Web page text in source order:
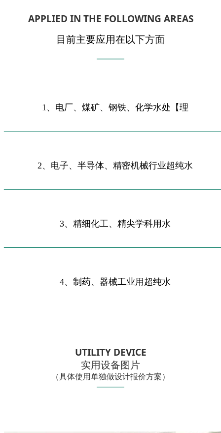
APPLIED IN THE FOLLOWING AREAS
目前主要应用在以下方面
————
1、电厂、煤矿、钢铁、化学水处【理
2、电子、半导体、精密机械行业超纯水
3、精细化工、精尖学科用水
4、制药、器械工业用超纯水
UTILITY DEVICE
实用设备图片
（具体使用单独做设计报价方案）
————